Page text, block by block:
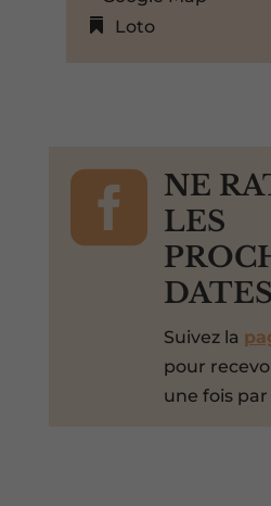
Loto

NE
LES
DATES
Suivez la
pour
une fois